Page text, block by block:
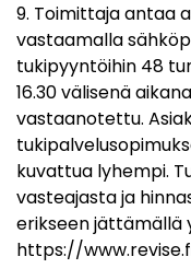
9. Toimittaja antaa
vastaamalla
tukipyyntöihin 48
16.30 välisenä
vastaanotettu.
kuvattua lyhempi.
vasteajasta ja
erikseen
https://